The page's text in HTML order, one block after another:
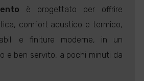
è progettato per offrire
comfort acustico e termico,
e finiture moderne, in un
e ben servito, a pochi minuti da